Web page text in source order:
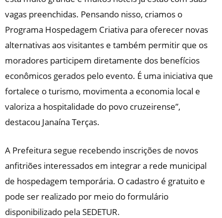
vagas preenchidas. Pensando nisso, criamos o
Programa Hospedagem Criativa para oferecer novas
alternativas aos visitantes e também permitir que os
moradores participem diretamente dos benefícios
econômicos gerados pelo evento. É uma iniciativa que
fortalece o turismo, movimenta a economia local e
valoriza a hospitalidade do povo cruzeirense”,
destacou Janaína Terças.
A Prefeitura segue recebendo inscrições de novos
anfitriões interessados em integrar a rede municipal
de hospedagem temporária. O cadastro é gratuito e
pode ser realizado por meio do formulário
disponibilizado pela SEDETUR.